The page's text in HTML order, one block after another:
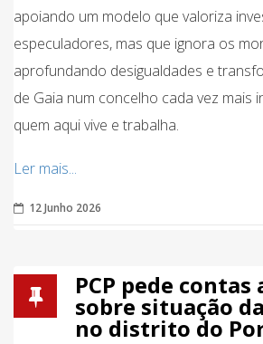
apoiando um modelo que valoriza
especuladores, mas que ignora os
aprofundando desigualdades e
de Gaia num concelho cada vez mais
quem aqui vive e trabalha.
Ler mais...
12 Junho 2026
PCP pede
sobre situação
no distrito do